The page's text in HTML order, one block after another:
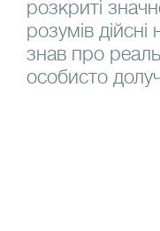
розкриті
розумів
знав про
особисто